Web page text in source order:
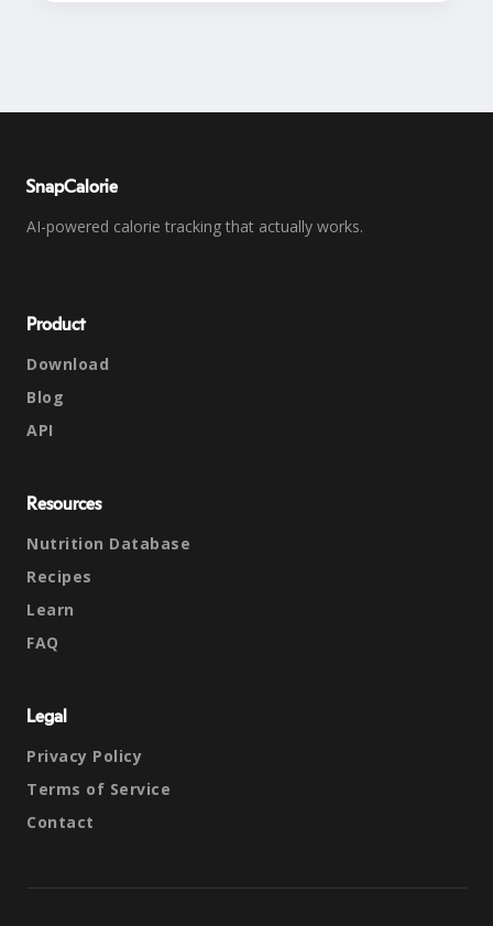
SnapCalorie
AI-powered calorie tracking that actually works.
Product
Download
Blog
API
Resources
Nutrition Database
Recipes
Learn
FAQ
Legal
Privacy Policy
Terms of Service
Contact